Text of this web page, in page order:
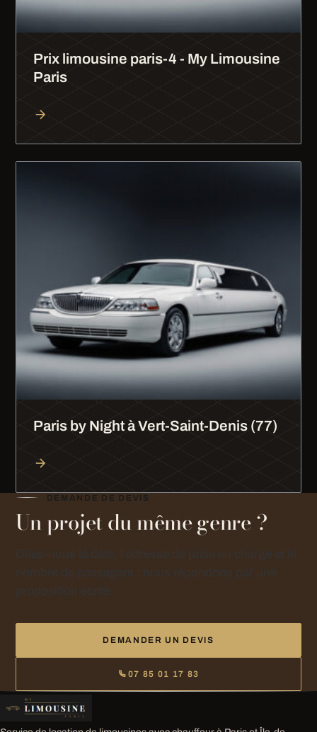
Prix limousine paris-4 - My Limousine
Paris
Paris by Night à Vert-Saint-Denis (77)
DEMANDE DE DEVIS
Un projet du même genre ?
DEMANDER UN DEVIS
07 85 01 17 83